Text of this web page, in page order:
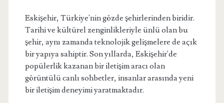
Eskişehir, Türkiye'nin gözde şehirlerinden biridir.
Tarihi ve kültürel zenginlikleriyle ünlü olan bu
şehir, aynı zamanda teknolojik gelişmelere de açık
bir yapıya sahiptir. Son yıllarda, Eskişehir'de
popülerlik kazanan bir iletişim aracı olan
görüntülü canlı sohbetler, insanlar arasında yeni
bir iletişim deneyimi yaratmaktadır.